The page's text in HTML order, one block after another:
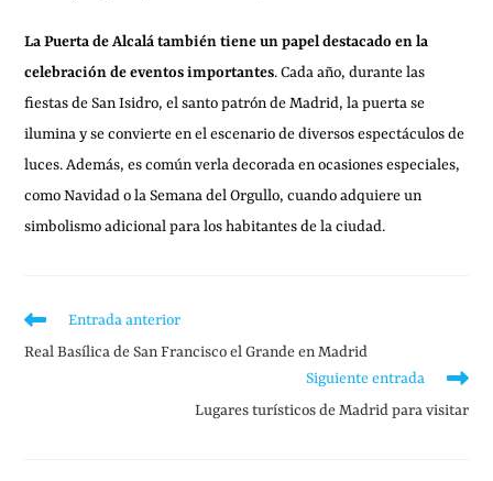
La Puerta de Alcalá también tiene un papel destacado en la
celebración de eventos importantes. Cada año, durante las
fiestas de San Isidro, el santo patrón de Madrid, la puerta se
ilumina y se convierte en el escenario de diversos espectáculos de
luces. Además, es común verla decorada en ocasiones especiales,
como Navidad o la Semana del Orgullo, cuando adquiere un
simbolismo adicional para los habitantes de la ciudad.
Entrada anterior
Real Basílica de San Francisco el Grande en Madrid
Siguiente entrada
Lugares turísticos de Madrid para visitar